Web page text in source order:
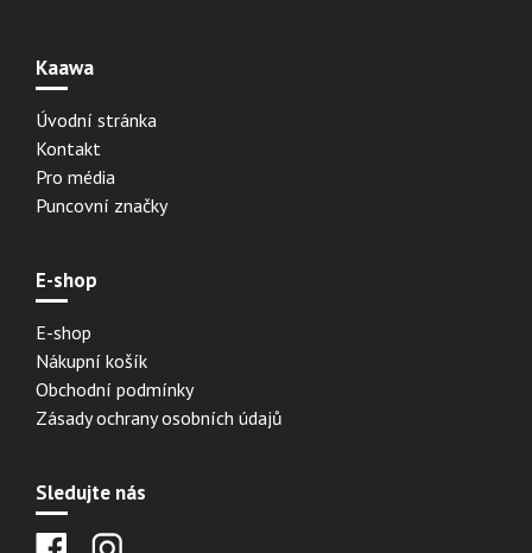
Kaawa
Úvodní stránka
Kontakt
Pro média
Puncovní značky
E-shop
E-shop
Nákupní košík
Obchodní podmínky
Zásady ochrany osobních údajů
Sledujte nás